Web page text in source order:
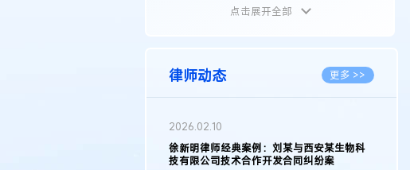
植物新品种
地理标志 更多 >>
集成电路布图设计
点击展开全部
律师动态 更多 >>
2026.02.10
徐新明律师经典案例：刘某与西安某生物科
技有限公司技术合作开发合同纠纷案